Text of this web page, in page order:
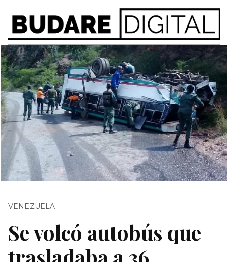
VENEZUELA
Se volcó autobús que